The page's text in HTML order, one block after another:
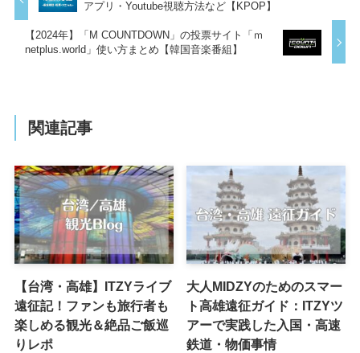
アプリ・Youtube視聴方法など【KPOP】
【2024年】「M COUNTDOWN」の投票サイト「ｍ
netplus.world」使い方まとめ【韓国音楽番組】
関連記事
【台湾・高雄】ITZYライブ
遠征記！ファンも旅行者も
楽しめる観光＆絶品ご飯巡
りレポ
大人MIDZYのためのスマー
ト高雄遠征ガイド：ITZYツ
アーで実践した入国・高速
鉄道・物価事情